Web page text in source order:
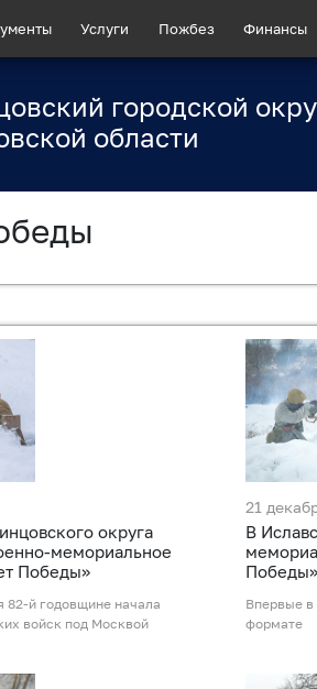
Услуги Пожбез Финансы
городской
области
округа
мемориальное
Победы»
82-й годовщине начала
войск под Москвой
21
В
Победы»
Впервые в
формате